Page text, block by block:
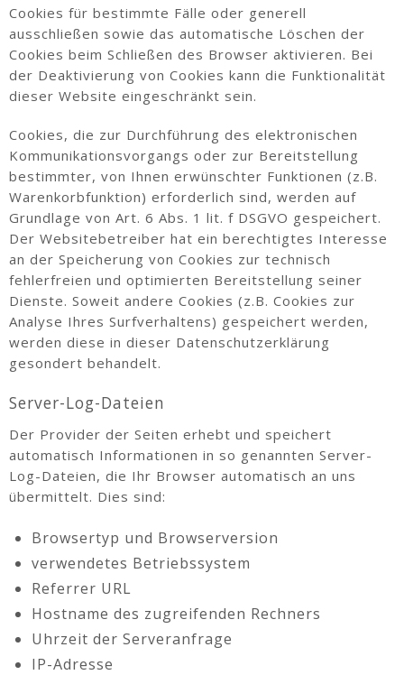
Cookies für bestimmte Fälle oder generell
ausschließen sowie das automatische Löschen der
Cookies beim Schließen des Browser aktivieren. Bei
der Deaktivierung von Cookies kann die Funktionalität
dieser Website eingeschränkt sein.
Cookies, die zur Durchführung des elektronischen
Kommunikationsvorgangs oder zur Bereitstellung
bestimmter, von Ihnen erwünschter Funktionen (z.B.
Warenkorbfunktion) erforderlich sind, werden auf
Grundlage von Art. 6 Abs. 1 lit. f DSGVO gespeichert.
Der Websitebetreiber hat ein berechtigtes Interesse
an der Speicherung von Cookies zur technisch
fehlerfreien und optimierten Bereitstellung seiner
Dienste. Soweit andere Cookies (z.B. Cookies zur
Analyse Ihres Surfverhaltens) gespeichert werden,
werden diese in dieser Datenschutzerklärung
gesondert behandelt.
Server-Log-Dateien
Der Provider der Seiten erhebt und speichert
automatisch Informationen in so genannten Server-
Log-Dateien, die Ihr Browser automatisch an uns
übermittelt. Dies sind:
Browsertyp und Browserversion
verwendetes Betriebssystem
Referrer URL
Hostname des zugreifenden Rechners
Uhrzeit der Serveranfrage
IP-Adresse